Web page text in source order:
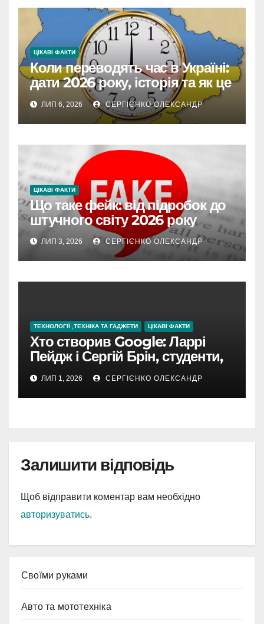
ЦІКАВІ ФАКТИ
Коли переводять час в Україні:
дати 2026 року, історія та як це
впливає на життя
ЛИП 6, 2026 СЕРГІЄНКО ОЛЕКСАНДР
ЦІКАВІ ФАКТИ
Що таке фейк: від підробок до
штучного світу 2026 року
ЛИП 3, 2026 СЕРГІЄНКО ОЛЕКСАНДР
ТЕХНОЛОГІЇ ,ТЕХНІКА ТА ГАДЖЕТИ ЦІКАВІ ФАКТИ
Хто створив Google: Ларрі
Пейдж і Сергій Брін, студенти,
чия ідея підкорила інтернет
ЛИП 1, 2026 СЕРГІЄНКО ОЛЕКСАНДР
Залишити відповідь
Щоб відправити коментар вам необхідно
авторизуватись.
Cвоїми руками
Авто та мототехніка